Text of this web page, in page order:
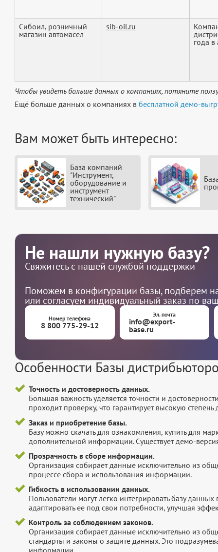
Сибоил, розничный
магазин автомасел
sib-oil.ru
года
Чтобы увидеть больше данных о компаниях, потяните
Ещё больше данных о компаниях в бесплатной демо-
Вам может быть интересно:
База компаний
"Инструмент,
оборудование и
инструмент
технический"
Не нашли нужную базу?
Свяжитесь с нашей службой поддержки
Поможем в конфигурации базы, подберем
или согласуем индивидуальный заказ по
Номер телефона
8 800 775-29-12
Эл. почта
info@export-
base.ru
Особенности Базы
Точность и достоверность данных.
Большая важность уделяется точности и
проходит проверку, что гарантирует высокую
Заказ и приобретение базы.
Базу можно скачать для ознакомления, купить для
дополнительной информации. Существует демо-
Прозрачность в сборе информации.
Организация собирает данные исключительно из
процессе сбора и использования информации.
Гибкость в использовании данных.
Пользователи могут легко интегрировать базу
адаптировать ее под свои потребности, улучшая
Контроль за соблюдением законов.
Организация собирает данные исключительно из
стандарты и законы о защите данных. Это